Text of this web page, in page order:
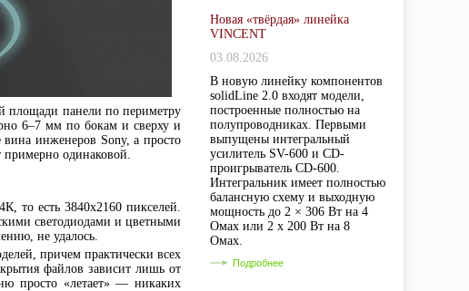
площади панели по периметру
6–7 мм по бокам и сверху и
инженеров Sony, а просто
одинаковой.
то есть 3840х2160 пикселей.
светодиодами и цветными
не удалось.
причем практически всех
файлов зависит лишь от
просто «летает» — никаких
Новая «твёрдая» линейка
VINCENT
03.08.2026
В новую линейку компонентов
solidLine 2.0 входят модели,
построенные полностью на
полупроводниках. Первыми
выпущены интегральный
усилитель SV-600 и CD-
проигрыватель CD-600.
Интегральник имеет полностью
балансную схему и выходную
мощность до 2 × 306 Вт на 4
Омах или 2 х 200 Вт на 8
Омах.
Подробнее